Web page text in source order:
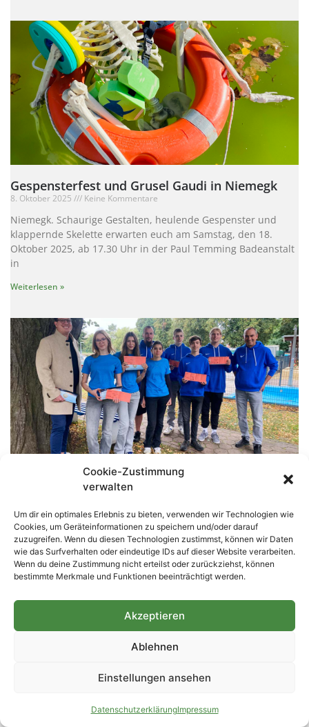
Cookie-Zustimmung
verwalten
Um dir ein optimales Erlebnis zu bieten, verwenden wir Technologien wie
Cookies, um Geräteinformationen zu speichern und/oder darauf
zuzugreifen. Wenn du diesen Technologien zustimmst, können wir Daten
wie das Surfverhalten oder eindeutige IDs auf dieser Website verarbeiten.
Wenn du deine Zustimmung nicht erteilst oder zurückziehst, können
bestimmte Merkmale und Funktionen beeinträchtigt werden.
Akzeptieren
Ablehnen
Einstellungen ansehen
DatenschutzerklärungImpressum
Gespensterfest und Grusel Gaudi in Niemegk
8. Oktober 2025 Keine Kommentare
Niemegk. Schaurige Gestalten, heulende Gespenster und
klappernde Skelette erwarten euch am Samstag, den 18.
Oktober 2025, ab 17.30 Uhr in der Paul Temming Badeanstalt
in
Weiterlesen »
Niemegk: Sieben neue Rettungsschwimmer –
Rettungsschwimmern in der Badeanstalt
2. Oktober 2025 Keine Kommentare
Niemegk. Ein Meilenstein ist erreicht. Mit der Übernahme der
Badeanstalt in Niemegk durch den Förderverein Badeanstalt
Niemegk 1929 im Jahr 2019 konnten schon viele Ziele erreicht
Weiterlesen »